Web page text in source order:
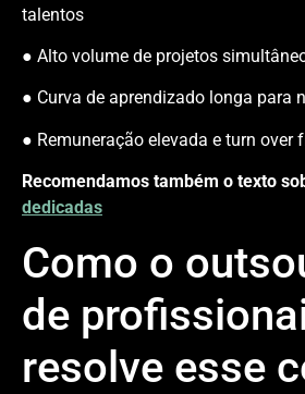
talentos
● Alto volume de projetos
● Curva de aprendizado longa para
● Remuneração elevada e turn over
Recomendamos também o texto
dedicadas
Como o
de
resolve esse